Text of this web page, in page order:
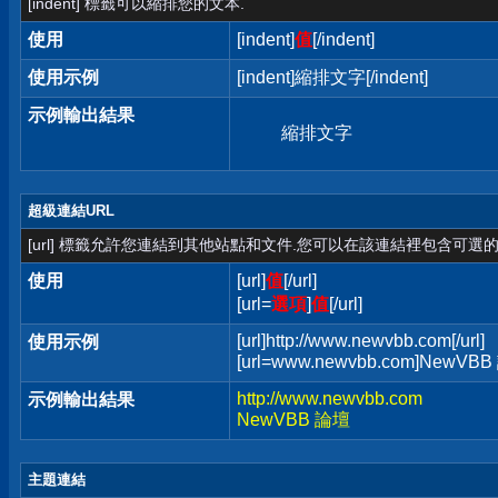
使用 [indent]值[/indent]
使用示例
[indent]縮排文字[/indent]
示例輸出結果
縮排文字
超級連結URL
[url] 標籤允許您連結到其他站點和文件.您可以在該連結裡包含可選的
使用 [url]值[/url]
[url=選項]值[/url]
使用示例
[url]http://www.newvbb.com[/url]
[url=www.newvbb.com]NewVBB
示例輸出結果
http://www.newvbb.com
NewVBB 論壇
主題連結